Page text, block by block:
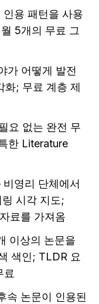
용 패턴을 사용
5개의 무료 그
가 어떻게 발전
화; 무료 계층 제
요 없는 완전 무
한 Literature
영리 단체에서
시각 지도;
료를 가져옴
이상의 논문을
색인; TLDR 요
료
속 논문이 인용된